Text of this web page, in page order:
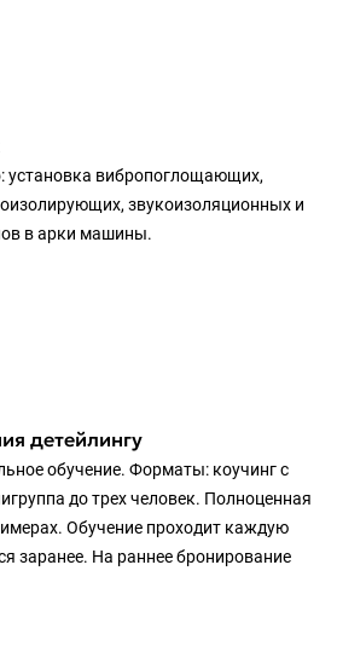
установка вибропоглощающих,
звукоизоляционных и
в арки машины.
детейлингу
обучение. Форматы: коучинг с
до трех человек. Полноценная
Обучение проходит каждую
заранее. На раннее бронирование